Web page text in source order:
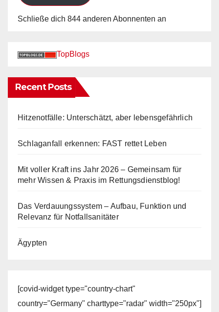
Schließe dich 844 anderen Abonnenten an
TopBlogs
Recent Posts
Hitzenotfälle: Unterschätzt, aber lebensgefährlich
Schlaganfall erkennen: FAST rettet Leben
Mit voller Kraft ins Jahr 2026 – Gemeinsam für
mehr Wissen & Praxis im Rettungsdienstblog!
Das Verdauungssystem – Aufbau, Funktion und
Relevanz für Notfallsanitäter
Ägypten
[covid-widget type="country-chart"
country="Germany" charttype="radar" width="250px"]